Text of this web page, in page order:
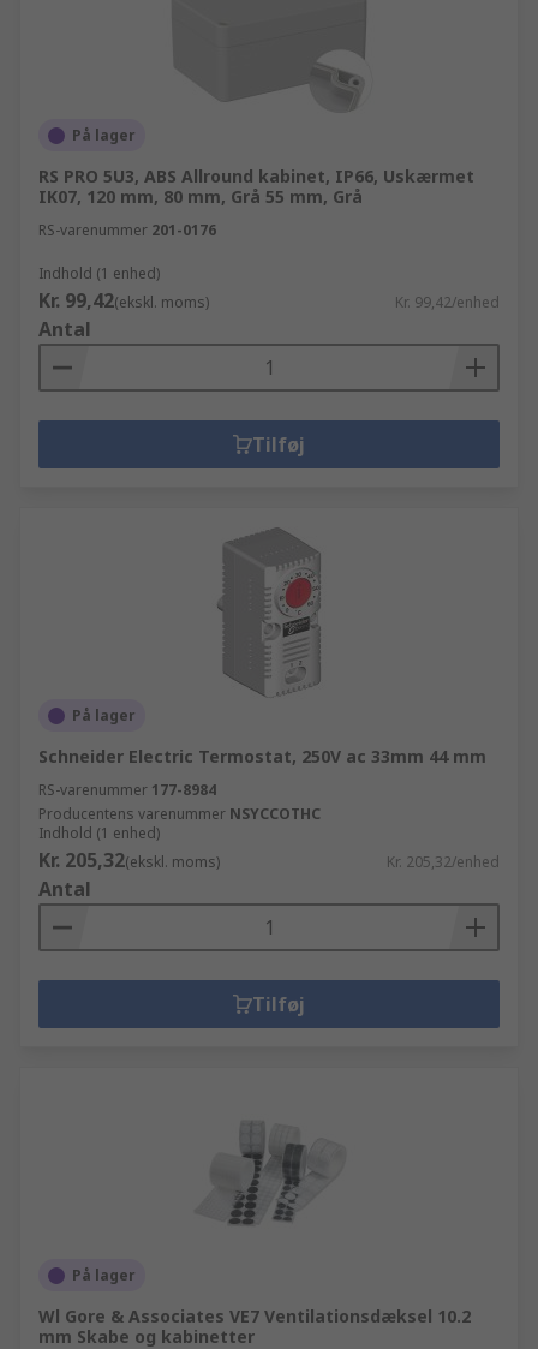
På lager
RS PRO 5U3, ABS Allround kabinet, IP66, Uskærmet
IK07, 120 mm, 80 mm, Grå 55 mm, Grå
RS-varenummer 201-0176
Indhold (1 enhed)
Kr. 99,42(ekskl. moms) Kr. 99,42/enhed
Antal
Tilføj
På lager
Schneider Electric Termostat, 250V ac 33mm 44 mm
RS-varenummer 177-8984
Producentens varenummer NSYCCOTHC
Indhold (1 enhed)
Kr. 205,32(ekskl. moms) Kr. 205,32/enhed
Antal
Tilføj
På lager
Wl Gore & Associates VE7 Ventilationsdæksel 10.2
mm Skabe og kabinetter